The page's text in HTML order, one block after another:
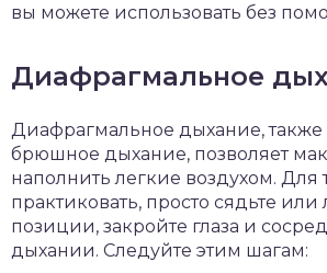
вы можете использовать без
Диафрагмальное
Диафрагмальное дыхание, также
брюшное дыхание, позволяет
наполнить легкие воздухом. Для
практиковать, просто сядьте или
позиции, закройте глаза и
дыхании. Следуйте этим шагам: